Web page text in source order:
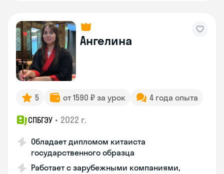
Ангелина
5 от 1590 ₽ за урок 4 года опыта
СПБГЭУ • 2022 г.
Обладает дипломом китаиста
государственного образца
Работает с зарубежными компаниями,